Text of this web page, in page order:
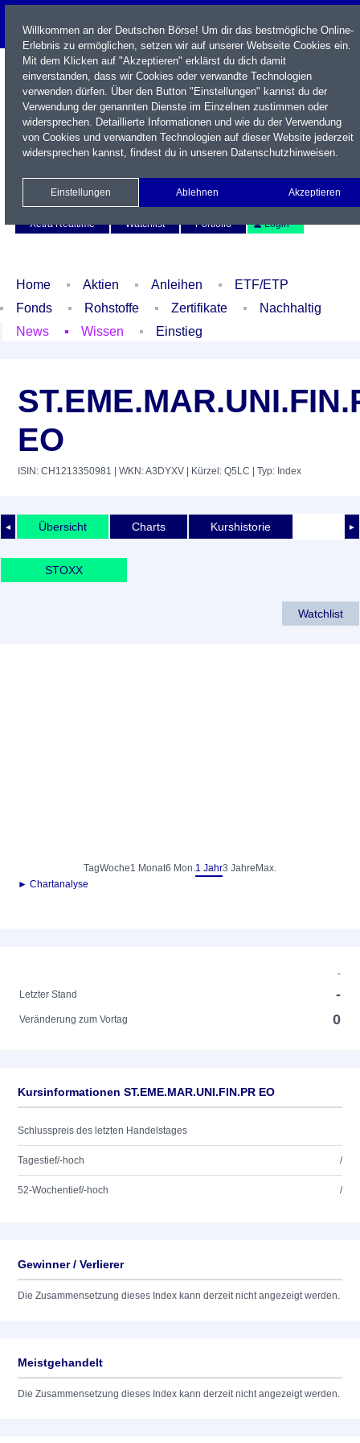
Name / WKN / ISIN / Kürzel
Xetra Realtime
Watchlist Portfolio Login
Home Aktien Anleihen
ETF/ETP
Fonds
Rohstoffe Zertifikate
Nachhaltig
News
Wissen Einstieg
EO
ISIN: CH1213350981 | WKN: A3DYXV | Kürzel: Q5LC | Typ: Index
◄ ►
Übersicht Charts Kurshistorie
STOXX
Watchlist
TagWoche1 Monat6 Mon.1 Jahr3 Jahre Max.
► Chartanalyse
-
Letzter Stand
-
Veränderung zum Vortag 0
Kursinformationen ST.EME.MAR.UNI.FIN.PR EO
Schlusspreis des letzten Handelstages
Tagestief/-hoch /
52-Wochentief/-hoch /
Gewinner / Verlierer
Die Zusammensetzung dieses Index kann derzeit nicht angezeigt werden.
Meistgehandelt
Die Zusammensetzung dieses Index kann derzeit nicht angezeigt werden.
Willkommen an der Deutschen Börse! Um dir das bestmögliche Online-
Erlebnis zu ermöglichen, setzen wir auf unserer Webseite Cookies ein.
Mit dem Klicken auf "Akzeptieren" erklärst du dich damit
einverstanden, dass wir Cookies oder verwandte Technologien
verwenden dürfen. Über den Button "Einstellungen" kannst du der
Verwendung der genannten Dienste im Einzelnen zustimmen oder
widersprechen. Detaillierte Informationen und wie du der Verwendung
von Cookies und verwandten Technologien auf dieser Website jederzeit
widersprechen kannst, findest du in unseren Datenschutzhinweisen.
Einstellungen Ablehnen Akzeptieren